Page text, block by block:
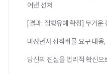
어낸 선처
[결과: 집행유예 확정] 무거운
미성년자 성착취물 요구 대
당신의 진실을 법리적 확신으